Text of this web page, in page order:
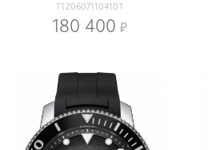
T1206071104101
180 400